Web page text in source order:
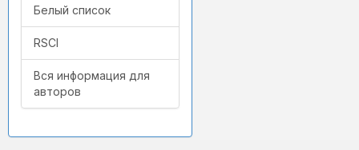
Белый список
RSCI
Вся информация для
авторов